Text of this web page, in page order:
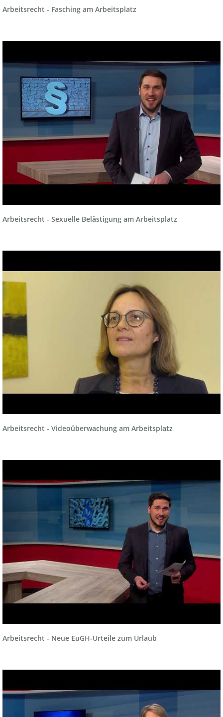
Arbeitsrecht - Fasching am Arbeitsplatz
Arbeitsrecht - Sexuelle Belästigung am Arbeitsplatz
Arbeitsrecht - Videoüberwachung am Arbeitsplatz
Arbeitsrecht - Neue EuGH-Urteile zum Urlaub